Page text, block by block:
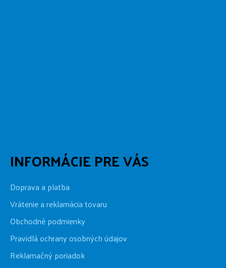
INFORMÁCIE PRE VÁS
Doprava a platba
Vrátenie a reklamácia tovaru
Obchodné podmienky
Pravidlá ochrany osobných údajov
Reklamačný poriadok